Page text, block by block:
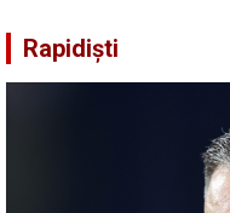
Rapidiști